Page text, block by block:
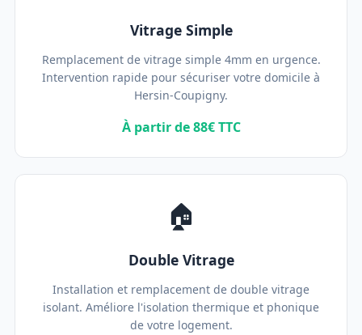
Vitrage Simple
Remplacement de vitrage simple 4mm en urgence.
Intervention rapide pour sécuriser votre domicile à
Hersin-Coupigny.
À partir de 88€ TTC
🏠
Double Vitrage
Installation et remplacement de double vitrage
isolant. Améliore l'isolation thermique et phonique
de votre logement.